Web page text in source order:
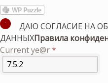
ДАЮ СОГЛАСИЕ НА
ДАННЫХПравила
Current ye@r*